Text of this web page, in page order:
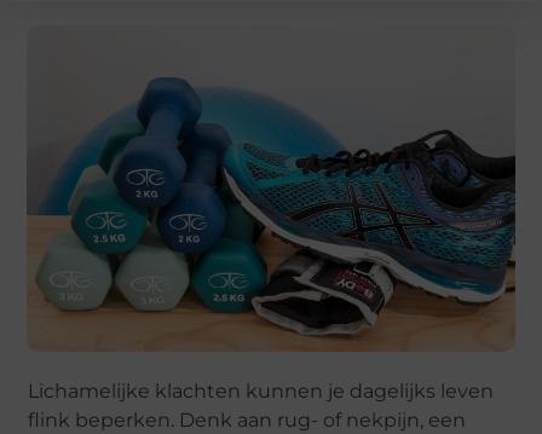
Lichamelijke klachten kunnen je dagelijks leven
flink beperken. Denk aan rug- of nekpijn, een